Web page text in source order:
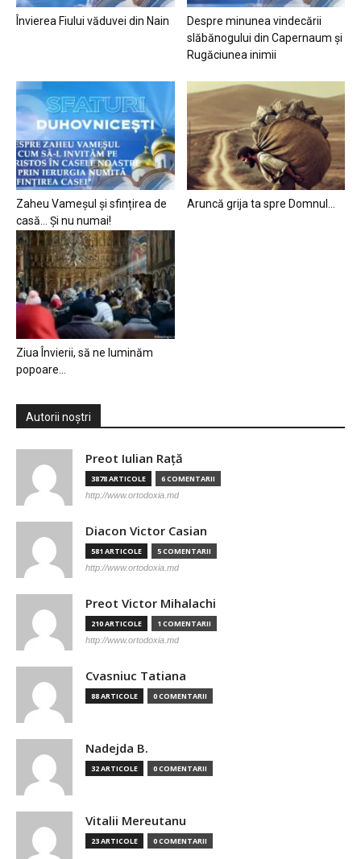
Învierea Fiului văduvei din Nain
Despre minunea vindecării
slăbănogului din Capernaum și
Rugăciunea inimii
Zaheu Vameșul și sfințirea de
casă… Și nu numai!
Aruncă grija ta spre Domnul…
Ziua Învierii, să ne luminăm
popoare…
Autorii noștri
Preot Iulian Raţă
3878 ARTICOLE 6 COMENTARII
http://www.ortodoxia.md
Diacon Victor Casian
581 ARTICOLE 5 COMENTARII
http://www.ortodoxia.md
Preot Victor Mihalachi
210 ARTICOLE 1 COMENTARII
http://www.ortodoxia.md
Cvasniuc Tatiana
88 ARTICOLE 0 COMENTARII
Nadejda B.
32 ARTICOLE 0 COMENTARII
Vitalii Mereutanu
23 ARTICOLE 0 COMENTARII